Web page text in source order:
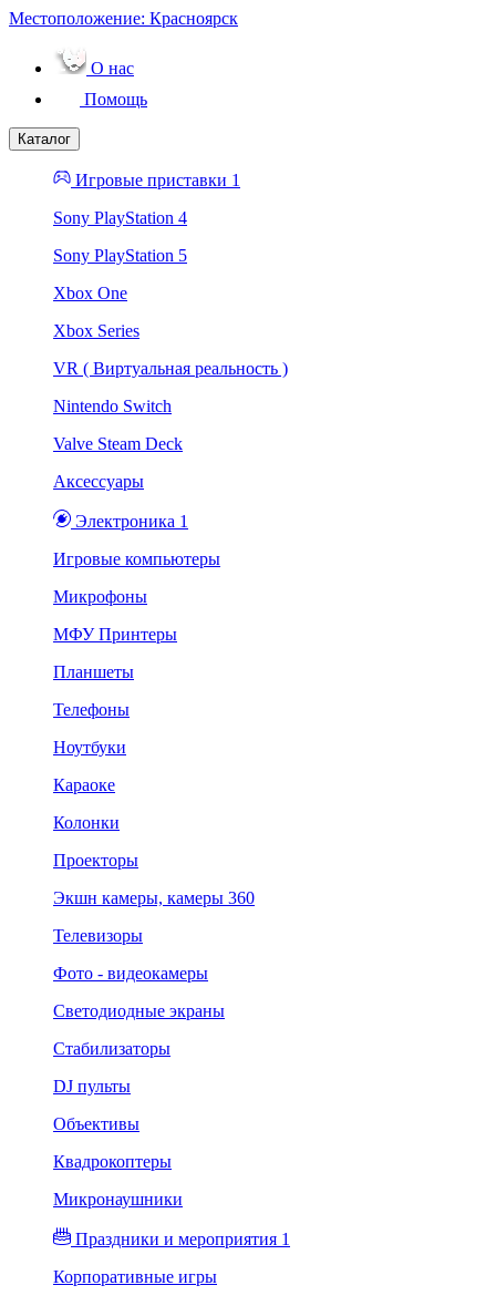
Местоположение: Красноярск
О нас
Помощь
Каталог
Игровые приставки 1
Sony PlayStation 4
Sony PlayStation 5
Xbox One
Xbox Series
VR ( Виртуальная реальность )
Nintendo Switch
Valve Steam Deck
Аксессуары
Электроника 1
Игровые компьютеры
Микрофоны
МФУ Принтеры
Планшеты
Телефоны
Ноутбуки
Караоке
Колонки
Проекторы
Экшн камеры, камеры 360
Телевизоры
Фото - видеокамеры
Светодиодные экраны
Стабилизаторы
DJ пульты
Объективы
Квадрокоптеры
Микронаушники
Праздники и мероприятия 1
Корпоративные игры